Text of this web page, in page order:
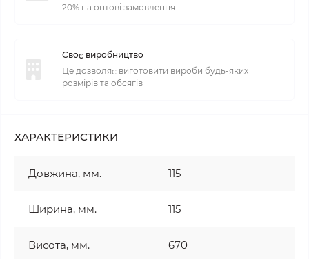
20% на оптові замовлення
Своє виробництво
Це дозволяє виготовити вироби будь-яких
розмірів та обсягів
ХАРАКТЕРИСТИКИ
Довжина, мм. 115
Ширина, мм. 115
Висота, мм. 670